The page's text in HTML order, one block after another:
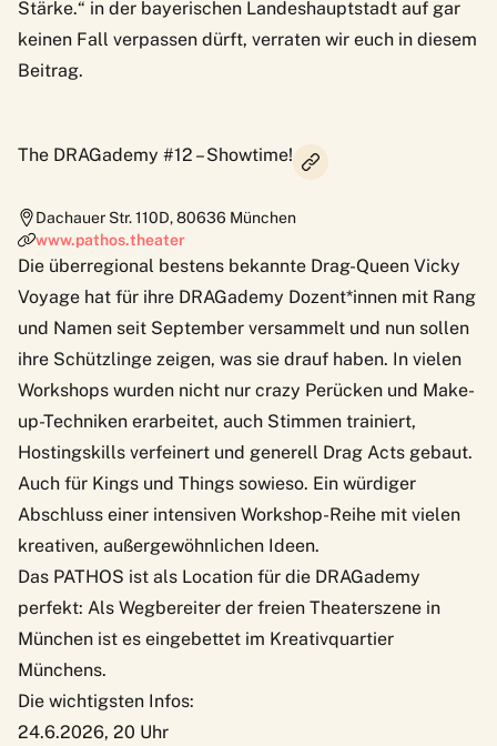
Stärke.“ in der bayerischen Landeshauptstadt auf gar
keinen Fall verpassen dürft, verraten wir euch in diesem
Beitrag.
The DRAGademy #12 – Showtime!
Dachauer Str. 110D,80636 München
www.pathos.theater
Die überregional bestens bekannte Drag-Queen Vicky
Voyage hat für ihre DRAGademy Dozent*innen mit Rang
und Namen seit September versammelt und nun sollen
ihre Schützlinge zeigen, was sie drauf haben. In vielen
Workshops wurden nicht nur crazy Perücken und Make-
up-Techniken erarbeitet, auch Stimmen trainiert,
Hostingskills verfeinert und generell Drag Acts gebaut.
Auch für Kings und Things sowieso. Ein würdiger
Abschluss einer intensiven Workshop-Reihe mit vielen
kreativen, außergewöhnlichen Ideen.
Das PATHOS ist als Location für die DRAGademy
perfekt: Als Wegbereiter der freien Theaterszene in
München ist es eingebettet im Kreativquartier
Münchens.
Die wichtigsten Infos:
24.6.2026, 20 Uhr